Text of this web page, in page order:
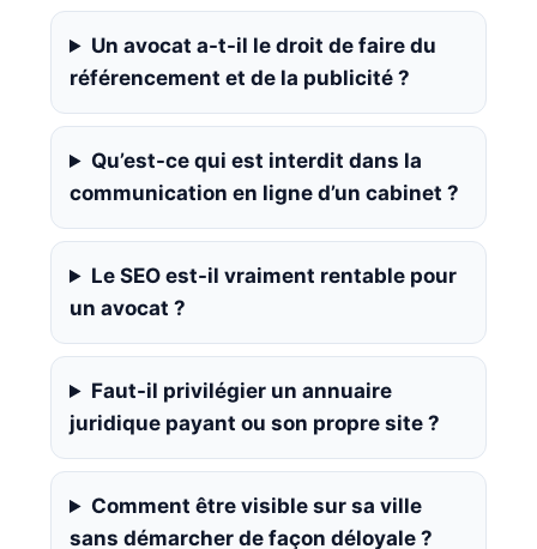
Un avocat a-t-il le droit de faire du
référencement et de la publicité ?
Qu’est-ce qui est interdit dans la
communication en ligne d’un cabinet ?
Le SEO est-il vraiment rentable pour
un avocat ?
Faut-il privilégier un annuaire
juridique payant ou son propre site ?
Comment être visible sur sa ville
sans démarcher de façon déloyale ?